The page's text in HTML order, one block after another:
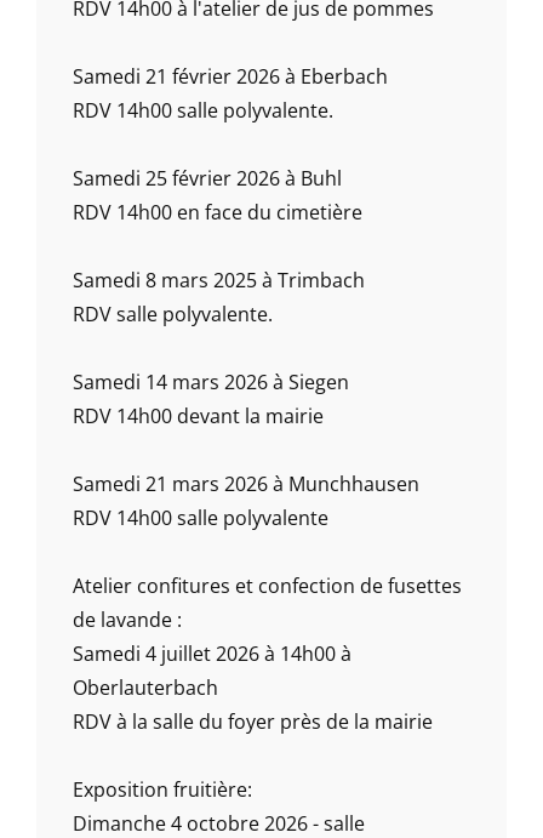
RDV 14h00 à l'atelier de jus de pommes
Samedi 21 février 2026 à Eberbach
RDV 14h00 salle polyvalente.
Samedi 25 février 2026 à Buhl
RDV 14h00 en face du cimetière
Samedi 8 mars 2025 à Trimbach
RDV salle polyvalente.
Samedi 14 mars 2026 à Siegen
RDV 14h00 devant la mairie
Samedi 21 mars 2026 à Munchhausen
RDV 14h00 salle polyvalente
Atelier confitures et confection de fusettes
de lavande :
Samedi 4 juillet 2026 à 14h00 à
Oberlauterbach
RDV à la salle du foyer près de la mairie
Exposition fruitière:
Dimanche 4 octobre 2026 - salle